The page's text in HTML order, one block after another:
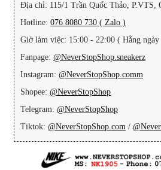
Địa chỉ: 115/1 Trần Quốc Thảo, P.VTS,
Hotline: 076 8080 730 ( Zalo )
Giờ làm việc: 15:00 - 22:00 ( Hằng ngày
Fanpage: @NeverStopShop.sneakerz
Instagram: @NeverStopShop.comm
Shopee: @NeverStopShop
Telegram: @NeverStopShop
Tiktok: @NeverStopShop.com /